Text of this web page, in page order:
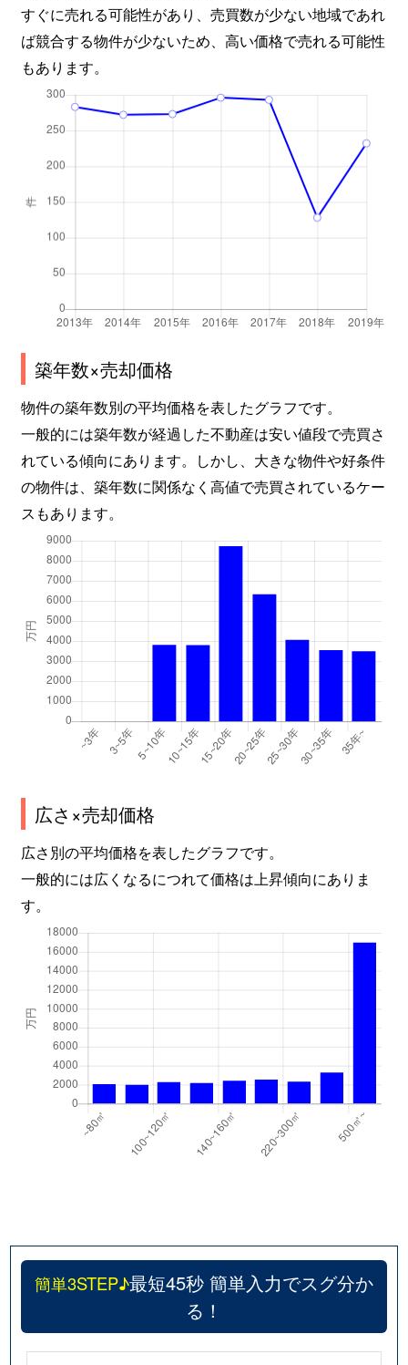
すぐに売れる可能性があり、売買数が少ない地域であれ
ば競合する物件が少ないため、高い価格で売れる可能性
もあります。
築年数×売却価格
物件の築年数別の平均価格を表したグラフです。
一般的には築年数が経過した不動産は安い値段で売買さ
れている傾向にあります。しかし、大きな物件や好条件
の物件は、築年数に関係なく高値で売買されているケー
スもあります。
広さ×売却価格
広さ別の平均価格を表したグラフです。
一般的には広くなるにつれて価格は上昇傾向にありま
す。
簡単3STEP♪最短45秒 簡単入力でスグ分か
る！